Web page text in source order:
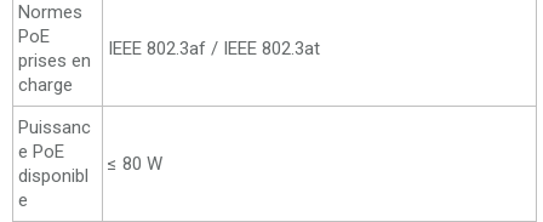
Normes
PoE
prises en
charge
IEEE 802.3af / IEEE 802.3at
Puissanc
e PoE
disponibl
e
≤ 80 W